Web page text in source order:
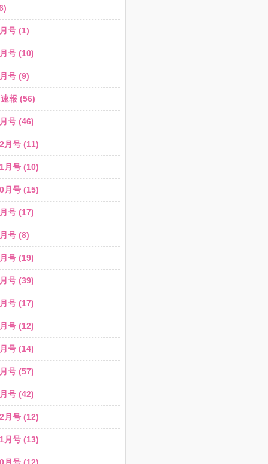
号 (1)
号 (10)
号 (9)
報 (56)
号 (46)
月号 (11)
月号 (10)
月号 (15)
号 (17)
号 (8)
号 (19)
号 (39)
号 (17)
号 (12)
号 (14)
号 (57)
号 (42)
月号 (12)
月号 (13)